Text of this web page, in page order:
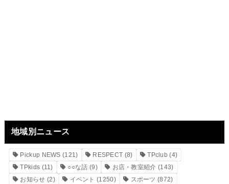
地域別ニュース
Pickup NEWS (121) RESPECT (8) TPclub (4)
TPkids (11) ○○な話 (9) お店・教室紹介 (143)
お知らせ (2) イベント (1250) スポーツ (872)